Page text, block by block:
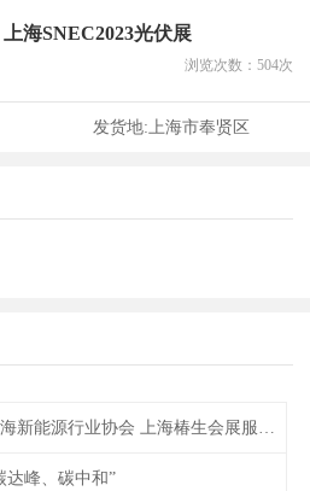
海SNEC2023光伏展
浏览次数： 504次
发货地:上海市奉贤区
达峰、碳中和”